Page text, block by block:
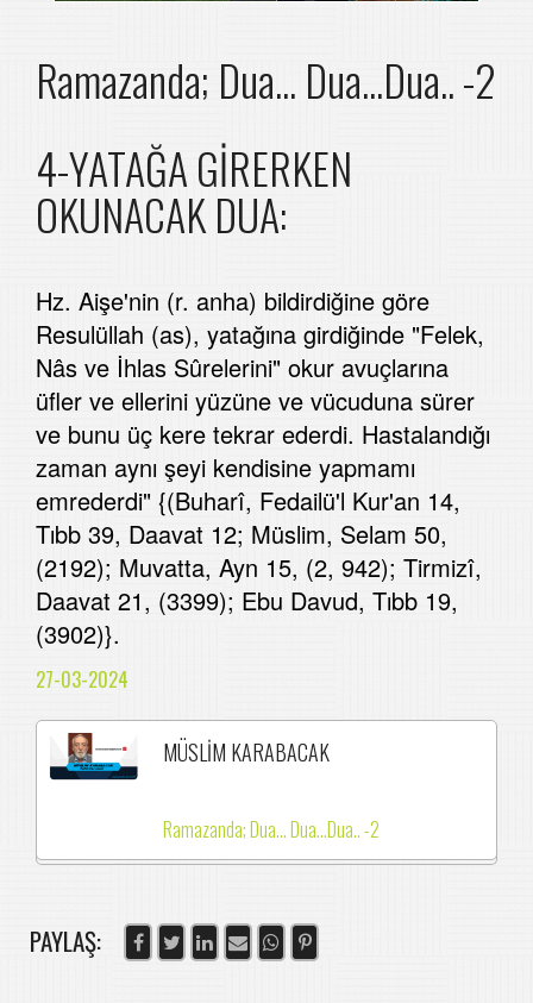
Ramazanda; Dua... Dua...Dua.. -2
4-YATAĞA GİRERKEN
OKUNACAK DUA:
Hz. Aişe'nin (r. anha) bildirdiğine göre
Resulüllah (as), yatağına girdiğinde "Felek,
Nâs ve İhlas Sûrelerini" okur avuçlarına
üfler ve ellerini yüzüne ve vücuduna sürer
ve bunu üç kere tekrar ederdi. Hastalandığı
zaman aynı şeyi kendisine yapmamı
emrederdi" {(Buharî, Fedailü'l Kur'an 14,
Tıbb 39, Daavat 12; Müslim, Selam 50,
(2192); Muvatta, Ayn 15, (2, 942); Tirmizî,
Daavat 21, (3399); Ebu Davud, Tıbb 19,
(3902)}.
27-03-2024
MÜSLİM KARABACAK
Ramazanda; Dua... Dua...Dua.. -2
PAYLAŞ: